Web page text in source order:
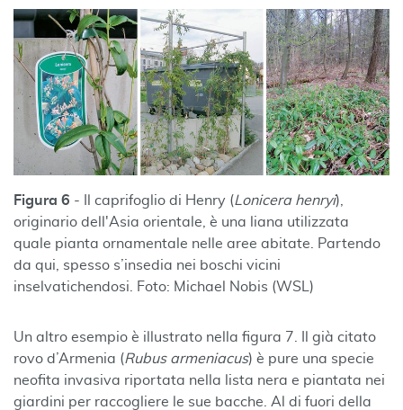
Figura 6 - Il caprifoglio di Henry (Lonicera henryi),
originario dell'Asia orientale, è una liana utilizzata
quale pianta ornamentale nelle aree abitate. Partendo
da qui, spesso s’insedia nei boschi vicini
inselvatichendosi. Foto: Michael Nobis (WSL)
Un altro esempio è illustrato nella figura 7. Il già citato
rovo d’Armenia (Rubus armeniacus) è pure una specie
neofita invasiva riportata nella lista nera e piantata nei
giardini per raccogliere le sue bacche. Al di fuori della